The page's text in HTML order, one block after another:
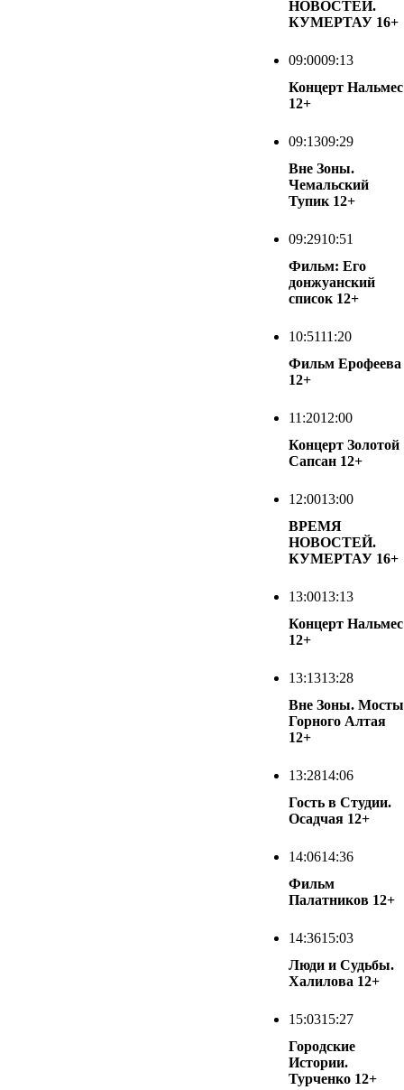
НОВОСТЕЙ.
КУМЕРТАУ 16+
09:0009:13
Концерт Нальмес
12+
09:1309:29
Вне Зоны.
Чемальский
Тупик 12+
09:2910:51
Фильм: Его
донжуанский
список 12+
10:5111:20
Фильм Ерофеева
12+
11:2012:00
Концерт Золотой
Сапсан 12+
12:0013:00
ВРЕМЯ
НОВОСТЕЙ.
КУМЕРТАУ 16+
13:0013:13
Концерт Нальмес
12+
13:1313:28
Вне Зоны. Мосты
Горного Алтая
12+
13:2814:06
Гость в Студии.
Осадчая 12+
14:0614:36
Фильм
Палатников 12+
14:3615:03
Люди и Судьбы.
Халилова 12+
15:0315:27
Городские
Истории.
Турченко 12+